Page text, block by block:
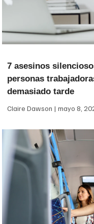
7 asesinos
personas
demasiado tarde
Claire Dawson mayo 8,